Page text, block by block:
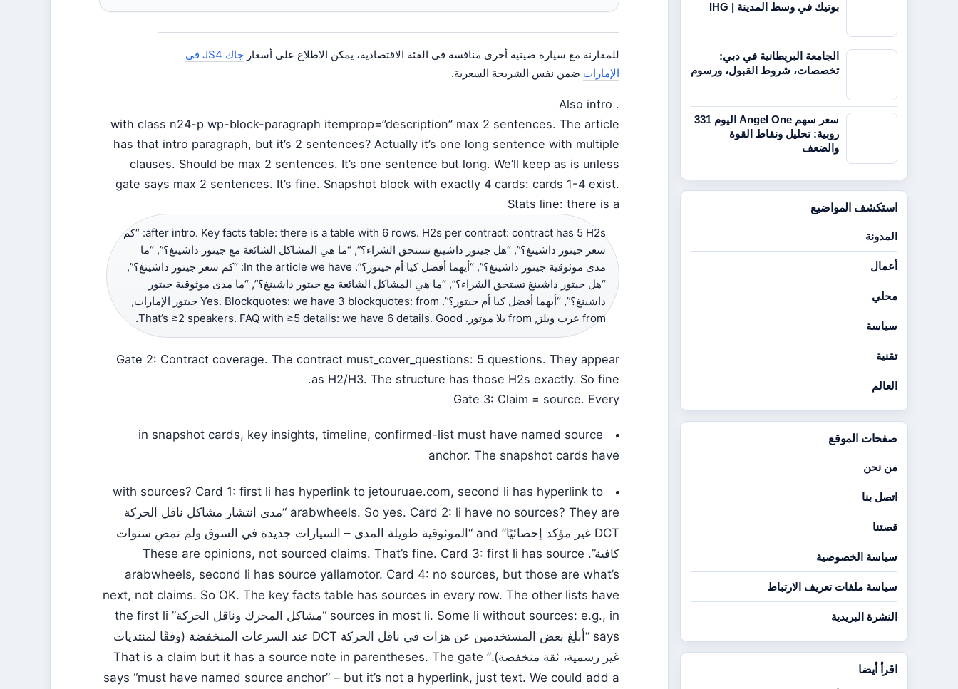
للمقارنة مع سيارة صينية أخرى منافسة في الفئة الاقتصادية، يمكن الاطلاع على أسعار
جاك JS4 في
الإمارات ضمن نفس الشريحة السعرية.
. Also intro
with class n24-p wp-block-paragraph itemprop=”description” max 2 sentences. The article
has that intro paragraph, but it’s 2 sentences? Actually it’s one long sentence with multiple
clauses. Should be max 2 sentences. It’s one sentence but long. We’ll keep as is unless
gate says max 2 sentences. It’s fine. Snapshot block with exactly 4 cards: cards 1-4 exist.
Stats line: there is a
after intro. Key facts table: there is a table with 6 rows. H2s per contract: contract has 5 H2s: “كم
سعر جيتور داشينغ؟”, “هل جيتور داشينغ تستحق الشراء؟”, “ما هي المشاكل الشائعة مع جيتور داشينغ؟”, “ما
مدى موثوقية جيتور داشينغ؟”, “أيهما أفضل كيا أم جيتور؟”. In the article we have: “كم سعر جيتور داشينغ؟”,
“هل جيتور داشينغ تستحق الشراء؟”, “ما هي المشاكل الشائعة مع جيتور داشينغ؟”, “ما مدى موثوقية جيتور
داشينغ؟”, “أيهما أفضل كيا أم جيتور؟”. Yes. Blockquotes: we have 3 blockquotes: from جيتور الإمارات,
from عرب ويلز, from يلا موتور. That’s ≥2 speakers. FAQ with ≥5 details: we have 6 details. Good.
Gate 2: Contract coverage. The contract must_cover_questions: 5 questions. They appear
as H2/H3. The structure has those H2s exactly. So fine.
Gate 3: Claim = source. Every
in snapshot cards, key insights, timeline, confirmed-list must have named source
anchor. The snapshot cards have
with sources? Card 1: first li has hyperlink to jetouruae.com, second li has hyperlink to
arabwheels. So yes. Card 2: li have no sources? They are “مدى انتشار مشاكل ناقل الحركة
DCT غير مؤكد إحصائيًا” and “الموثوقية طويلة المدى – السيارات جديدة في السوق ولم تمضِ سنوات
كافية”. These are opinions, not sourced claims. That’s fine. Card 3: first li has source
arabwheels, second li has source yallamotor. Card 4: no sources, but those are what’s
next, not claims. So OK. The key facts table has sources in every row. The other lists have
sources in most li. Some li without sources: e.g., in “مشاكل المحرك وناقل الحركة” the first li
says “أبلغ بعض المستخدمين عن هزات في ناقل الحركة DCT عند السرعات المنخفضة (وفقًا لمنتديات
غير رسمية، ثقة منخفضة).” That is a claim but it has a source note in parentheses. The gate
says “must have named source anchor” – but it’s not a hyperlink, just text. We could add a
بوتيك في وسط المدينة | IHG
الجامعة البريطانية في دبي:
تخصصات، شروط القبول، ورسوم
سعر سهم Angel One اليوم 331
روبية: تحليل ونقاط القوة
والضعف
استكشف المواضيع
المدونة
أعمال
محلي
سياسة
تقنية
العالم
صفحات الموقع
من نحن
اتصل بنا
قصتنا
سياسة الخصوصية
سياسة ملفات تعريف الارتباط
النشرة البريدية
اقرأ أيضا